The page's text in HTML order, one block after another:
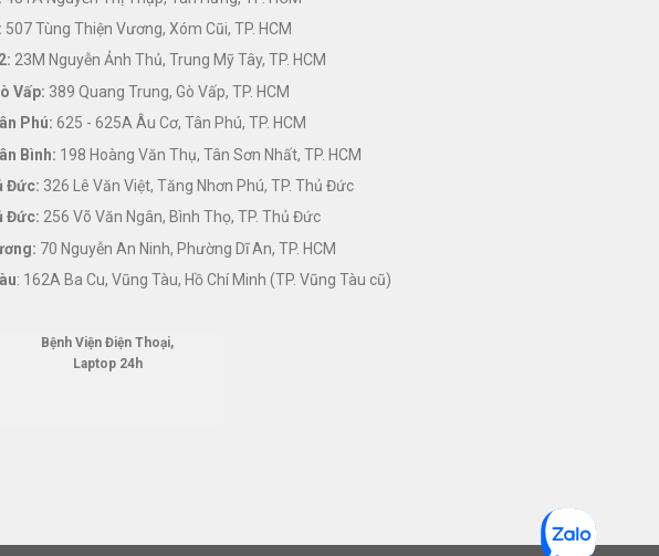
507 Tùng Thiện Vương, Xóm Cũi, TP. HCM
23M Nguyễn Ảnh Thủ, Trung Mỹ Tây, TP. HCM
Vấp: 389 Quang Trung, Gò Vấp, TP. HCM
Phú: 625 - 625A Âu Cơ, Tân Phú, TP. HCM
Bình: 198 Hoàng Văn Thụ, Tân Sơn Nhất, TP. HCM
Đức: 326 Lê Văn Việt, Tăng Nhơn Phú, TP. Thủ Đức
Đức: 256 Võ Văn Ngân, Bình Thọ, TP. Thủ Đức
70 Nguyễn An Ninh, Phường Dĩ An, TP. HCM
: 162A Ba Cu, Vũng Tàu, Hồ Chí Minh (TP. Vũng Tàu cũ)
Bệnh Viện Điện Thoại,
Laptop 24h